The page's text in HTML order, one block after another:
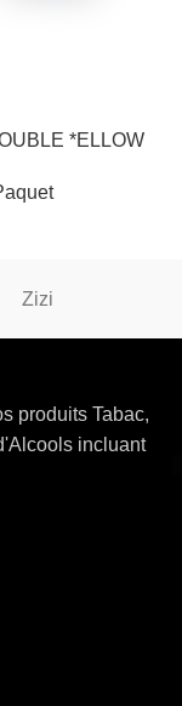
*ELLOW
Zizi
produits Tabac,
incluant